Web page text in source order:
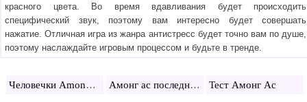
красного цвета. Во время вдавливания будет происходить
специфический звук, поэтому вам интересно будет совершать
нажатие. Отличная игра из жанра антистресс будет точно вам по душе,
поэтому наслаждайте игровым процессом и будьте в тренде.
Человечки Among Us Амонг ас последняя версия Тест Амонг Ас